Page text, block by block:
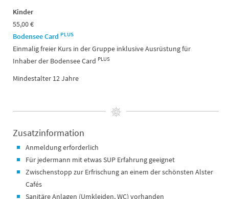
Kinder
55,00 €
Bodensee Card PLUS
Einmalig freier Kurs in der Gruppe inklusive Ausrüstung für
Inhaber der Bodensee Card PLUS
Mindestalter 12 Jahre
Zusatzinformation
Anmeldung erforderlich
Für jedermann mit etwas SUP Erfahrung geeignet
Zwischenstopp zur Erfrischung an einem der schönsten Alster
Cafés
Sanitäre Anlagen (Umkleiden, WC) vorhanden